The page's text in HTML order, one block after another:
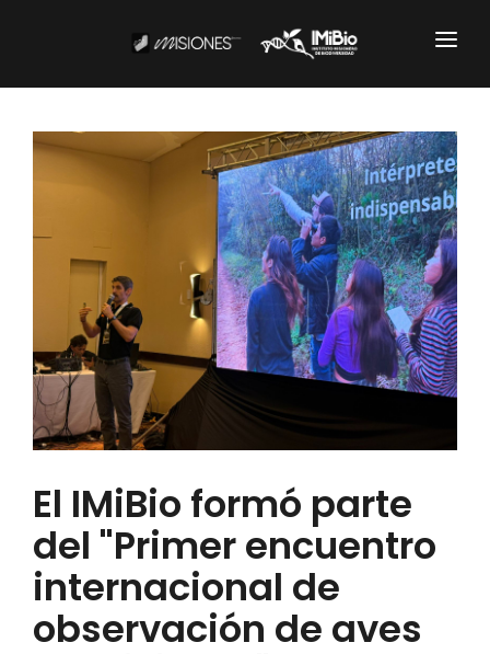
CARTOGRAFÍA
DOCUMENTOS INSTITUCIONALES
NOTICIAS
Productos y Servicios
RESGUARDO DE COLECCIONES
FORTALECIMIENTO DE RECURSOS
ALIMENTICIOS
BIODIVERSIDAD Y ALIMENTACIÓN
INVENTARIO DE LA BIODIVERSIDAD MISIONERA
El IMiBio formó parte
del "Primer encuentro
internacional de
observación de aves